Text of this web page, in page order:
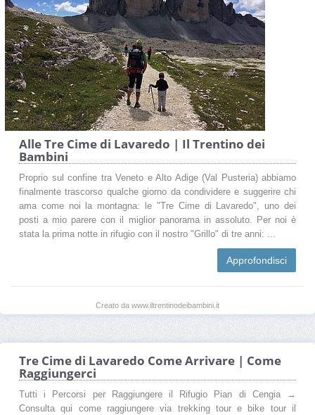
Alle Tre Cime di Lavaredo | Il Trentino dei
Bambini
Proprio sul confine tra Veneto e Alto Adige (Val Pusteria) abbiamo
finalmente trascorso qualche giorno da condividere e suggerire chi
ama come noi la montagna: le "Tre Cime di Lavaredo", uno dei
posti a mio parere con il miglior panorama in assoluto. Per noi è
stata la prima notte in rifugio con il nostro "Grillo" di tre anni: ...
Approfondisci
Creato da www.iltrentinodeibambini.it
Tre Cime di Lavaredo Come Arrivare | Come
Raggiungerci
Tutti i Percorsi per Raggiungere il Rifugio Pian di Cengia →
Consulta qui come raggiungere via trekking tour e bike tour il